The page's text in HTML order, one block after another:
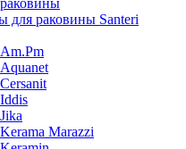
для раковины Santeri
Marazzi